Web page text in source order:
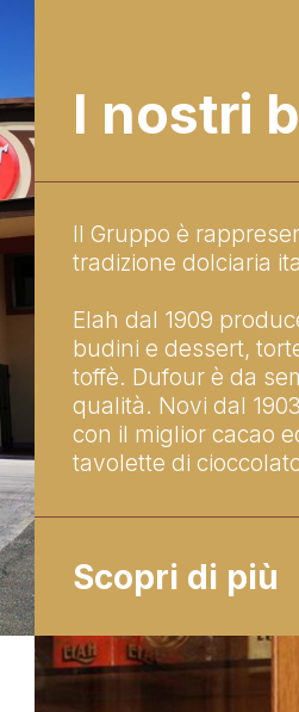
I nostri
Il Gruppo è
tradizione dolciaria
Elah dal 1909
budini e dessert,
toffè. Dufour è da
qualità. Novi dal
con il miglior cacao
tavolette di
Scopri di più